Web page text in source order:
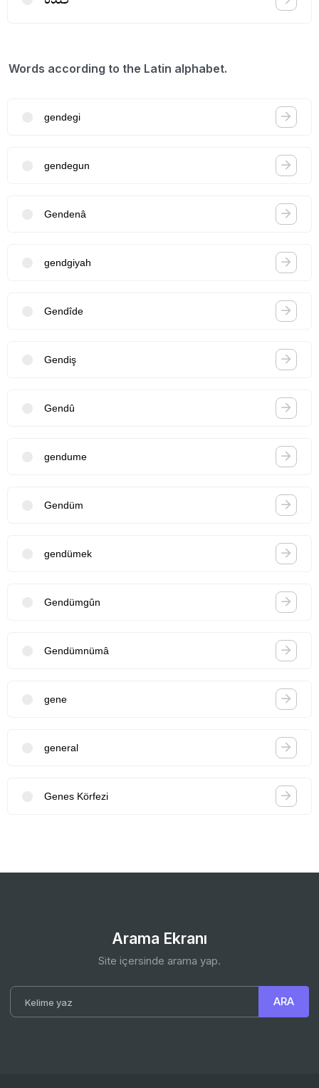
Words according to the Latin alphabet.
gendegi
gendegun
Gendenâ
gendgiyah
Gendîde
Gendiş
Gendû
gendume
Gendüm
gendümek
Gendümgûn
Gendümnümâ
gene
general
Genes Körfezi
Arama Ekranı
Site içersinde arama yap.